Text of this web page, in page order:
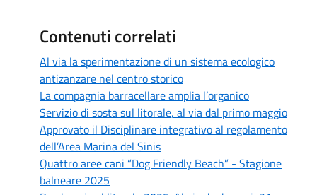
Contenuti correlati
Al via la sperimentazione di un sistema ecologico
antizanzare nel centro storico
La compagnia barracellare amplia l’organico
Servizio di sosta sul litorale, al via dal primo maggio
Approvato il Disciplinare integrativo al regolamento
dell’Area Marina del Sinis
Quattro aree cani “Dog Friendly Beach” - Stagione
balneare 2025